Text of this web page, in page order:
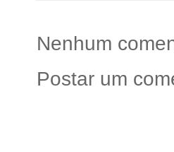
Nenhum
Postar um